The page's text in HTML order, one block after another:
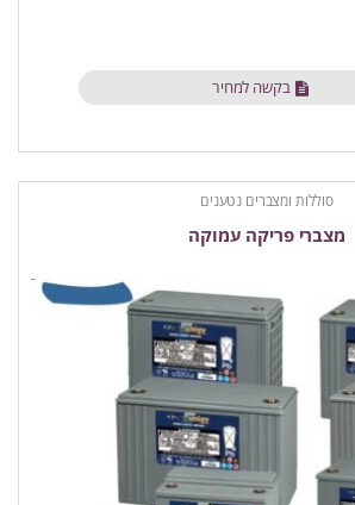
בקשה למחיר
סוללות ומצברים נטענים
מצברי פריקה עמוקה